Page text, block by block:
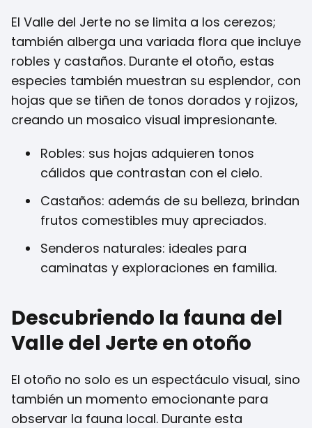
El Valle del Jerte no se limita a los cerezos;
también alberga una variada flora que incluye
robles y castaños. Durante el otoño, estas
especies también muestran su esplendor, con
hojas que se tiñen de tonos dorados y rojizos,
creando un mosaico visual impresionante.
Robles: sus hojas adquieren tonos
cálidos que contrastan con el cielo.
Castaños: además de su belleza, brindan
frutos comestibles muy apreciados.
Senderos naturales: ideales para
caminatas y exploraciones en familia.
Descubriendo la fauna del
Valle del Jerte en otoño
El otoño no solo es un espectáculo visual, sino
también un momento emocionante para
observar la fauna local. Durante esta